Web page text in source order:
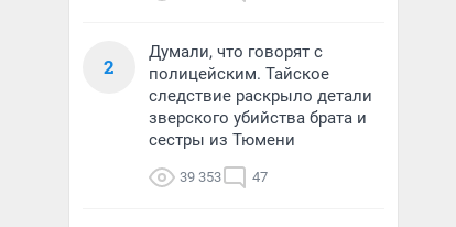
2
Думали, что говорят с
полицейским. Тайское
следствие раскрыло детали
зверского убийства брата и
сестры из Тюмени
39 353 47